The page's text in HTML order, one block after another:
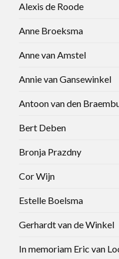
Alexis de Roode
Anne Broeksma
Anne van Amstel
Annie van Gansewinkel
Antoon van den
Bert Deben
Bronja Prazdny
Cor Wijn
Estelle Boelsma
Gerhardt van de Winkel
In memoriam Eric van